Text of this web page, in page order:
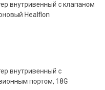
внутривенный с клапаном
Healflon
внутривенный с
портом, 18G